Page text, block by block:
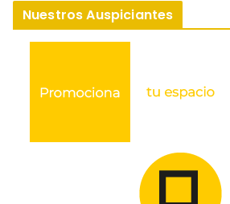
Nuestros Auspiciantes